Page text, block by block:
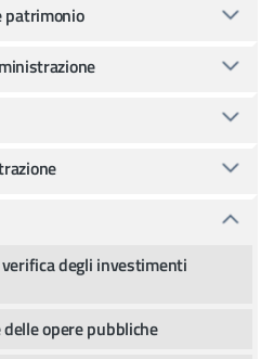
patrimonio
degli investimenti
opere pubbliche